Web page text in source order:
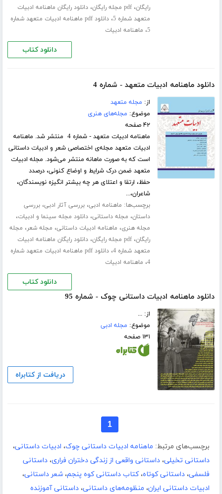
رایگان،pdf مجله رایگان ،دانلود رایگان ماهنامه ادبیات
متعهد شماره 5 ،
دانلود pdf ماهنامه ادبیات متعهد شماره
5، ماهنامه ادبیات
دانلود کتاب
دانلود ماهنامه ادبیات متعهد - شماره 4
از: مجله متعهد
موضوع: مجله‌های هنری
۴۲ صفحه
ماهنامه ادبیات متعهد - شماره 4 منتشر شد. ماهنامه
ادبیات متعهد مجله‌ی اختصاصی شعر و ادبیات داستانی
است که به صورت ماهانه منتشر می‌شود. مجله ادبیات
متعهد ضمن درک شرایط و اوضاع کنونی، درصدد
حفظ، ارتقا و اعتلای هر چه بیشتر انگیزه نویسندگان،
شاعران،...
برچسب‌ها: ماهنامه ادبی،بررسی آثار ادبی،بررسی
داستان، مجله داستانی،دانلود مجله سینما و ادبیات،
مجله هنری، ماهنامه ادبیات داستانی، مجله شعر، مجله
رایگان،pdf مجله رایگان ،دانلود رایگان ماهنامه ادبیات
متعهد شماره 4 ،
دانلود pdf ماهنامه ادبیات متعهد شماره
4، ماهنامه ادبیات
دانلود کتاب
دانلود ماهنامه ادبیات داستانی چوک - شماره 95
از: ...
موضوع: مجله ادبی
۱۳۱ صفحه
دریافت از کتابراه
1
برچسب‌های مرتبط: ماهنامه ادبیات داستانی چوک، ادبیات داستانی،
داستانی تخیلی، داستانی واقعی از زندگی دختران فراری، داستانی
فلسفی، داستانی کوتاه،کتاب داستانی کوه پنجم، شعر داستانی،
ادبیات داستانی ایران، منظومه‌های داستانی، داستانی آموزنده